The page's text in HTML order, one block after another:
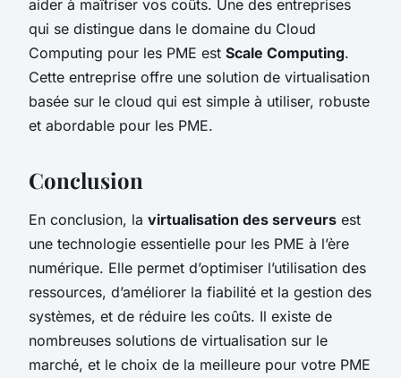
aider à maîtriser vos coûts. Une des entreprises
qui se distingue dans le domaine du Cloud
Computing pour les PME est Scale Computing.
Cette entreprise offre une solution de virtualisation
basée sur le cloud qui est simple à utiliser, robuste
et abordable pour les PME.
Conclusion
En conclusion, la virtualisation des serveurs est
une technologie essentielle pour les PME à l’ère
numérique. Elle permet d’optimiser l’utilisation des
ressources, d’améliorer la fiabilité et la gestion des
systèmes, et de réduire les coûts. Il existe de
nombreuses solutions de virtualisation sur le
marché, et le choix de la meilleure pour votre PME